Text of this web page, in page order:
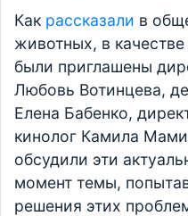
Как рассказали в
животных, в
были приглашены
Любовь Вотинцева,
Елена Бабенко,
кинолог Камила
обсудили эти
момент темы,
решения этих